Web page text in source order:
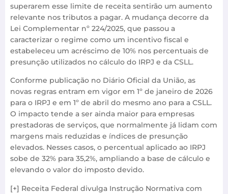
superarem esse limite de receita sentirão um aumento
relevante nos tributos a pagar. A mudança decorre da
Lei Complementar nº 224/2025, que passou a
caracterizar o regime como um incentivo fiscal e
estabeleceu um acréscimo de 10% nos percentuais de
presunção utilizados no cálculo do IRPJ e da CSLL.
Conforme publicação no Diário Oficial da União, as
novas regras entram em vigor em 1º de janeiro de 2026
para o IRPJ e em 1º de abril do mesmo ano para a CSLL.
O impacto tende a ser ainda maior para empresas
prestadoras de serviços, que normalmente já lidam com
margens mais reduzidas e índices de presunção
elevados. Nesses casos, o percentual aplicado ao IRPJ
sobe de 32% para 35,2%, ampliando a base de cálculo e
elevando o valor do imposto devido.
[+] Receita Federal divulga Instrução Normativa com